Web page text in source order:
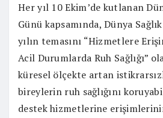
Her yıl 10 Ekim’de kutlanan
Günü kapsamında, Dünya
yılın temasını “Hizmetlere
Acil Durumlarda Ruh Sağlığı”
küresel ölçekte artan
bireylerin ruh sağlığını
destek hizmetlerine